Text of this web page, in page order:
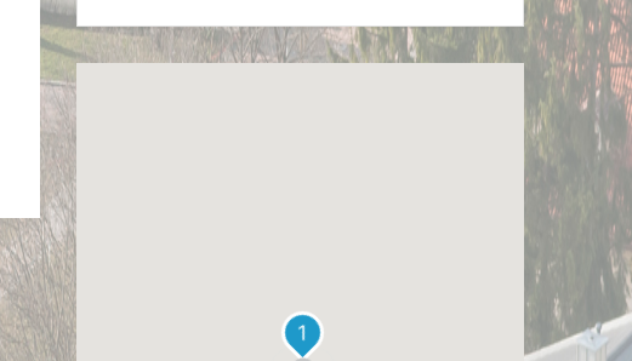
1